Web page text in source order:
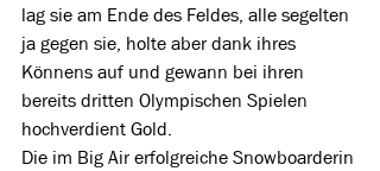
lag sie am Ende des Feldes, alle segelten
ja gegen sie, holte aber dank ihres
Könnens auf und gewann bei ihren
bereits dritten Olympischen Spielen
hochverdient Gold.
Die im Big Air erfolgreiche Snowboarderin